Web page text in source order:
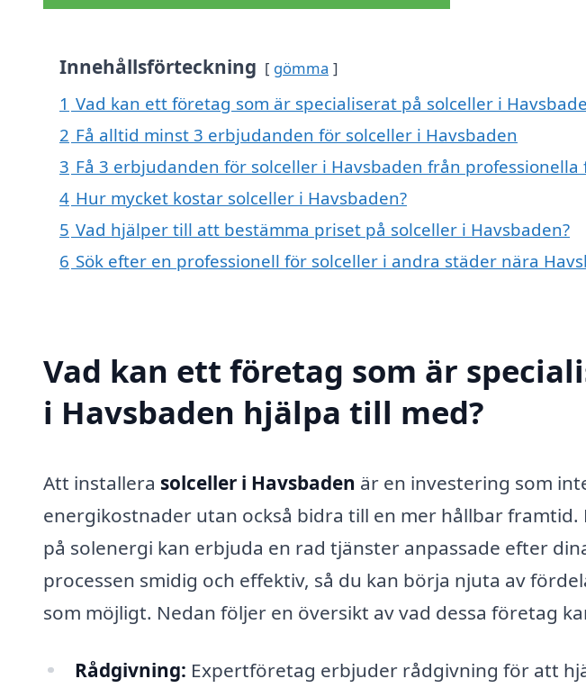
Innehållsförteckning gömma
1 Vad kan ett företag som är specialiserat på solceller i
2 Få alltid minst 3 erbjudanden för solceller i Havsbaden
3 Få 3 erbjudanden för solceller i Havsbaden från professionella
4 Hur mycket kostar solceller i Havsbaden?
5 Vad hjälper till att bestämma priset på solceller i Havsbaden?
6 Sök efter en professionell för solceller i andra städer nära
Vad kan ett företag som är
i Havsbaden hjälpa till med?
Att installera solceller i Havsbaden är en investering som
energikostnader utan också bidra till en mer hållbar framtid.
på solenergi kan erbjuda en rad tjänster anpassade efter
processen smidig och effektiv, så du kan börja njuta av
som möjligt. Nedan följer en översikt av vad dessa företag
Rådgivning: Expertföretag erbjuder rådgivning för att